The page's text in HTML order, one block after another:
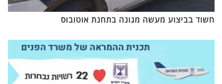
חשוד בביצוע מעשה מגונה בתחנת אוטובוס